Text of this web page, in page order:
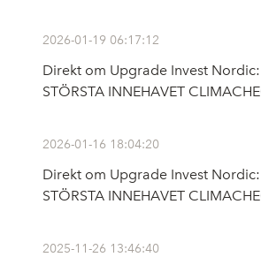
2026-01-19 06:17:12
Direkt om Upgrade Invest Nordic:
STÖRSTA INNEHAVET
2026-01-16 18:04:20
Direkt om Upgrade Invest Nordic:
STÖRSTA INNEHAVET
2025-11-26 13:46:40